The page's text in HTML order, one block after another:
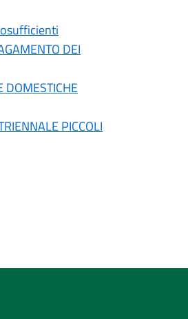
DEI
DOMESTICHE
PICCOLI